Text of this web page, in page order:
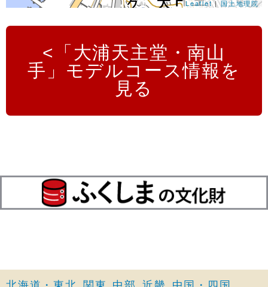
Leaflet|国土地理院
「大浦天主堂・南山
手」モデルコース情報を
見る